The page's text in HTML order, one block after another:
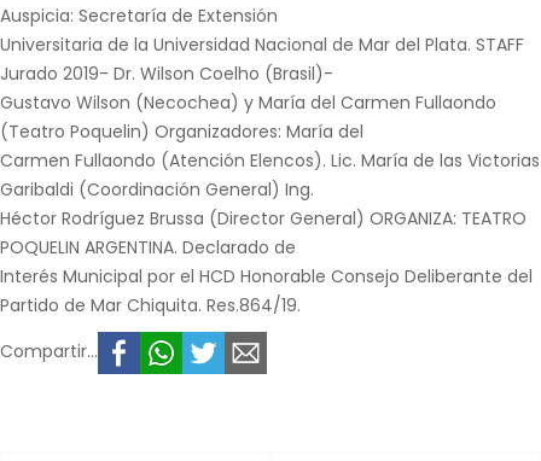
Auspicia: Secretaría de Extensión
Universitaria de la Universidad Nacional de Mar del Plata. STAFF
Jurado 2019- Dr. Wilson Coelho (Brasil)-
Gustavo Wilson (Necochea) y María del Carmen Fullaondo
(Teatro Poquelin) Organizadores: María del
Carmen Fullaondo (Atención Elencos). Lic. María de las Victorias
Garibaldi (Coordinación General) Ing.
Héctor Rodríguez Brussa (Director General) ORGANIZA: TEATRO
POQUELIN ARGENTINA. Declarado de
Interés Municipal por el HCD Honorable Consejo Deliberante del
Partido de Mar Chiquita. Res.864/19.
Compartir...